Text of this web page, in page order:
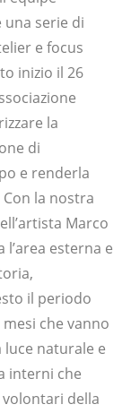
serie di
e focus
inizio il 26
la
di
e renderla
la nostra
Marco
esterna e
il periodo
che vanno
naturale e
interni che
della